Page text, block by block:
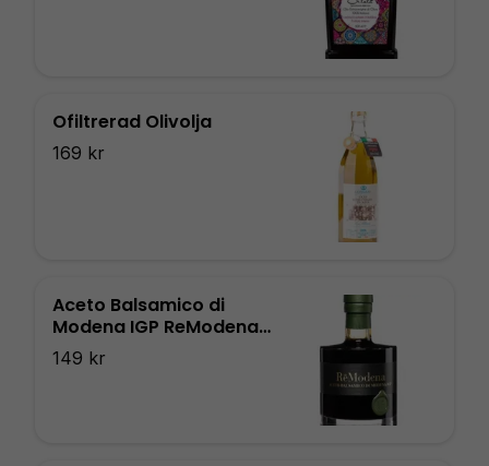
Ofiltrerad Olivolja
169 kr
Aceto Balsamico di
Modena IGP ReModena
250ml
149 kr